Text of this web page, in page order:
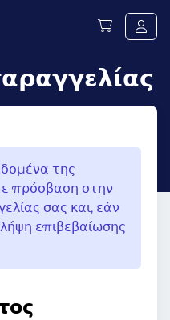
της
πρόσβαση στην
σας και, εάν
επιβεβαίωσης